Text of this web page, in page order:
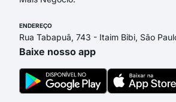
ENDEREÇO
Rua Tabapuã, 743 - Itaim Bibi, São
Baixe nosso app